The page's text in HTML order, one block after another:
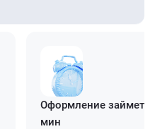
Оформление займет
мин